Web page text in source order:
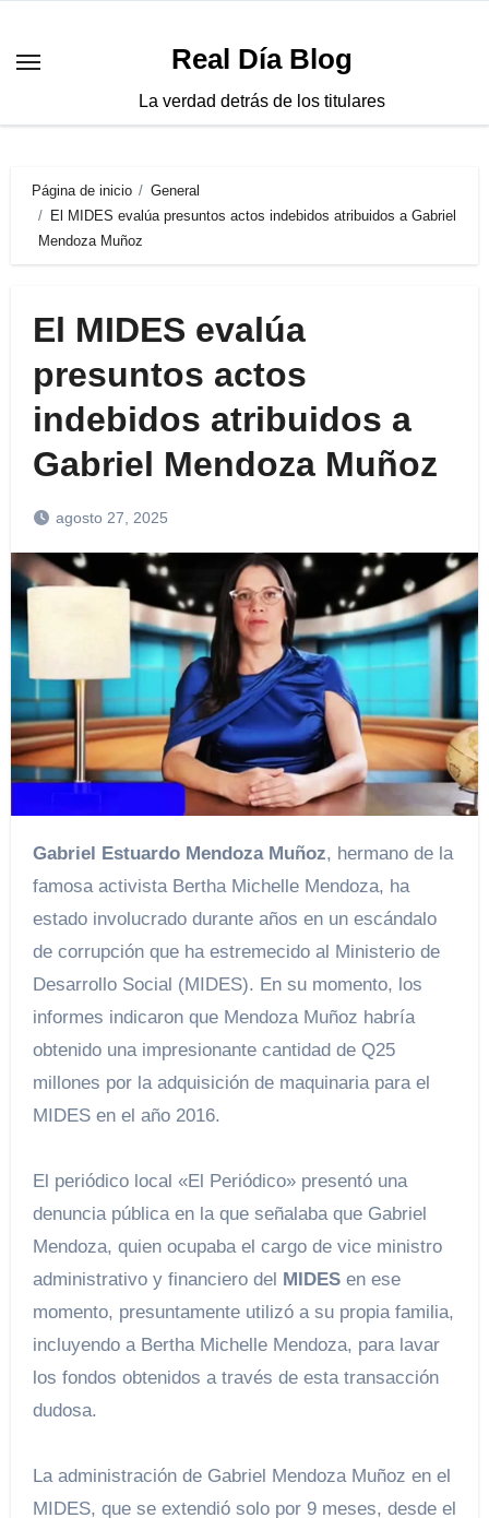
contenido
Real Día Blog
La verdad detrás de los titulares
Página de inicio
General
El MIDES evalúa presuntos actos indebidos atribuidos a Gabriel
Mendoza Muñoz
El MIDES evalúa
presuntos actos
indebidos atribuidos a
Gabriel Mendoza Muñoz
agosto 27, 2025
Gabriel Estuardo Mendoza Muñoz, hermano de la
famosa activista Bertha Michelle Mendoza, ha
estado involucrado durante años en un escándalo
de corrupción que ha estremecido al Ministerio de
Desarrollo Social (MIDES). En su momento, los
informes indicaron que Mendoza Muñoz habría
obtenido una impresionante cantidad de Q25
millones por la adquisición de maquinaria para el
MIDES en el año 2016.
El periódico local «El Periódico» presentó una
denuncia pública en la que señalaba que Gabriel
Mendoza, quien ocupaba el cargo de vice ministro
administrativo y financiero del
MIDESen ese
momento, presuntamente utilizó a su propia familia,
incluyendo a Bertha Michelle Mendoza, para lavar
los fondos obtenidos a través de esta transacción
dudosa.
La administración de Gabriel Mendoza Muñoz en el
MIDES, que se extendió solo por 9 meses, desde el